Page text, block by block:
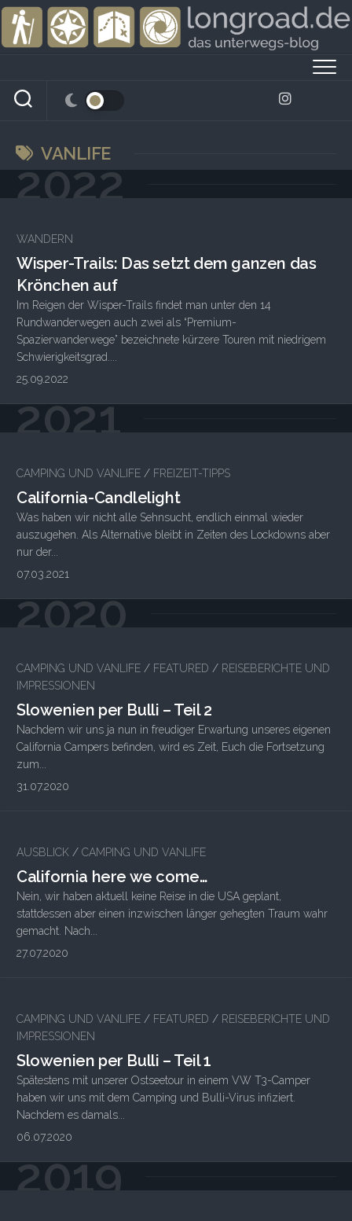
Skip
content
VANLIFE
2022
WANDERN
Wisper-Trails: Das setzt dem ganzen das
Krönchen auf
Im Reigen der Wisper-Trails findet man unter den 14
Rundwanderwegen auch zwei als “Premium-
Spazierwanderwege” bezeichnete kürzere Touren mit niedrigem
Schwierigkeitsgrad....
25.09.2022
2021
CAMPING UND VANLIFE / FREIZEIT-TIPPS
California-Candlelight
Was haben wir nicht alle Sehnsucht, endlich einmal wieder
auszugehen. Als Alternative bleibt in Zeiten des Lockdowns aber
nur der...
07.03.2021
2020
CAMPING UND VANLIFE / FEATURED / REISEBERICHTE UND
IMPRESSIONEN
Slowenien per Bulli – Teil 2
Nachdem wir uns ja nun in freudiger Erwartung unseres eigenen
California Campers befinden, wird es Zeit, Euch die Fortsetzung
zum...
31.07.2020
AUSBLICK / CAMPING UND VANLIFE
California here we come…
Nein, wir haben aktuell keine Reise in die USA geplant,
stattdessen aber einen inzwischen länger gehegten Traum wahr
gemacht. Nach...
27.07.2020
CAMPING UND VANLIFE / FEATURED / REISEBERICHTE UND
IMPRESSIONEN
Slowenien per Bulli – Teil 1
Spätestens mit unserer Ostseetour in einem VW T3-Camper
haben wir uns mit dem Camping und Bulli-Virus infiziert.
Nachdem es damals...
06.07.2020
2019